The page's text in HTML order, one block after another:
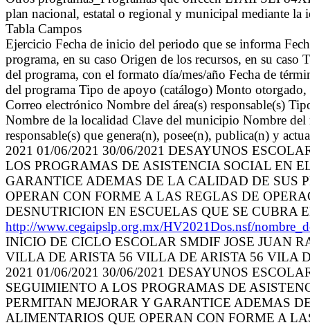
plan nacional, estatal o regional y municipal mediante la
Tabla Campos
Ejercicio Fecha de inicio del periodo que se informa
programa, en su caso Origen de los recursos, en su
del programa, con el formato día/mes/año Fecha de
del programa Tipo de apoyo (catálogo) Monto
Correo electrónico Nombre del área(s) responsable(s)
Nombre de la localidad Clave del municipio Nombre
responsable(s) que genera(n), posee(n), publica(n) y
2021 01/06/2021 30/06/2021 DESAYUNOS
LOS PROGRAMAS DE ASISTENCIA SOCIAL EN
GARANTICE ADEMAS DE LA CALIDAD DE SUS
OPERAN CON FORME A LAS REGLAS DE
DESNUTRICION EN ESCUELAS QUE SE CUBRA
http://www.cegaipslp.org.mx/HV2021Dos.nsf/
INICIO DE CICLO ESCOLAR SMDIF JOSE JUAN
VILLA DE ARISTA 56 VILLA DE ARISTA 56 VILA
2021 01/06/2021 30/06/2021 DESAYUNOS
SEGUIMIENTO A LOS PROGRAMAS DE
PERMITAN MEJORAR Y GARANTICE ADEMAS
ALIMENTARIOS QUE OPERAN CON FORME A